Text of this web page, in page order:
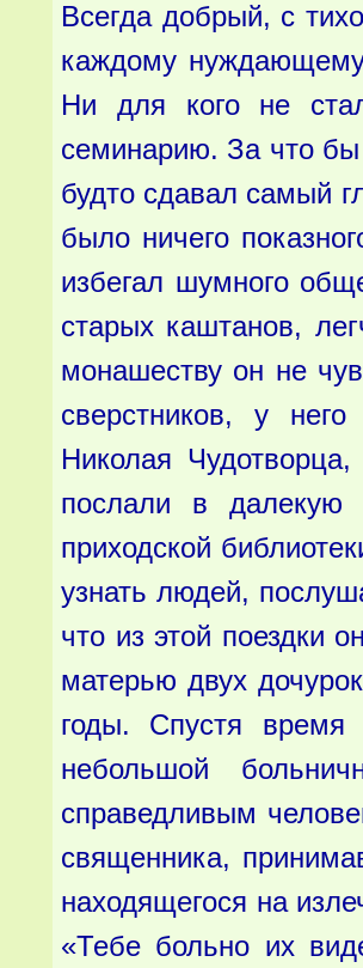
Всегда добрый, с
каждому
Ни для кого не
семинарию. За что
будто сдавал самый
было ничего
избе­гал шумного
старых каштанов,
монашеству он не
сверстни­ков, у
Николая
послали в далекую
приходской
узнать людей,
что из этой по­ездки
матерью двух
годы. Спустя время
небольшой
справедливым
священника,
находящего­ся на
«Тебе больно их